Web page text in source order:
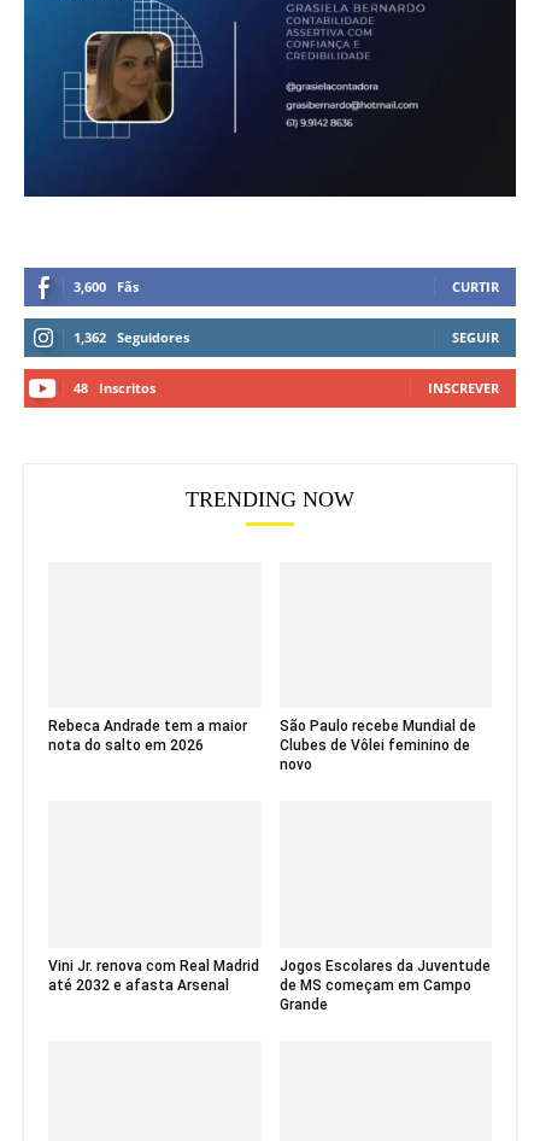
3,600 Fãs CURTIR
1,362 Seguidores SEGUIR
48 Inscritos INSCREVER
TRENDING NOW
Rebeca Andrade tem a maior
nota do salto em 2026
São Paulo recebe Mundial de
Clubes de Vôlei feminino de
novo
Vini Jr. renova com Real Madrid
até 2032 e afasta Arsenal
Jogos Escolares da Juventude
de MS começam em Campo
Grande